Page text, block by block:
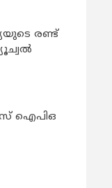
രണ്ട്
ഐപിഒ